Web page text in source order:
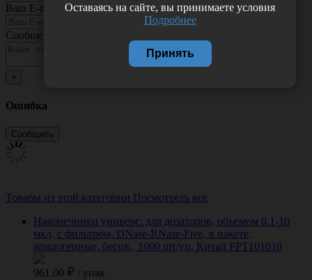
Ваш E-mail
Сообщение
×
Ошибка
Товары из этой категории Посмотреть все
Наконечники универс. для дозаторов, объемом 0.1-10
мкл, с фильтром, DNase-RNase-Free, в пакете,
апирогенные, бесцв., 1000 шт/уп, Китай PPT101010
961.00 / упак
Оставаясь на сайте, вы принимаете условия
Подробнее
Принять